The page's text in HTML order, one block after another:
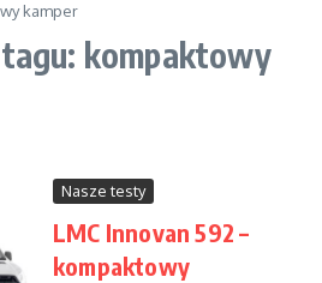
kamper
kompaktowy
Nasze testy
LMC Innovan 592 –
kompaktowy